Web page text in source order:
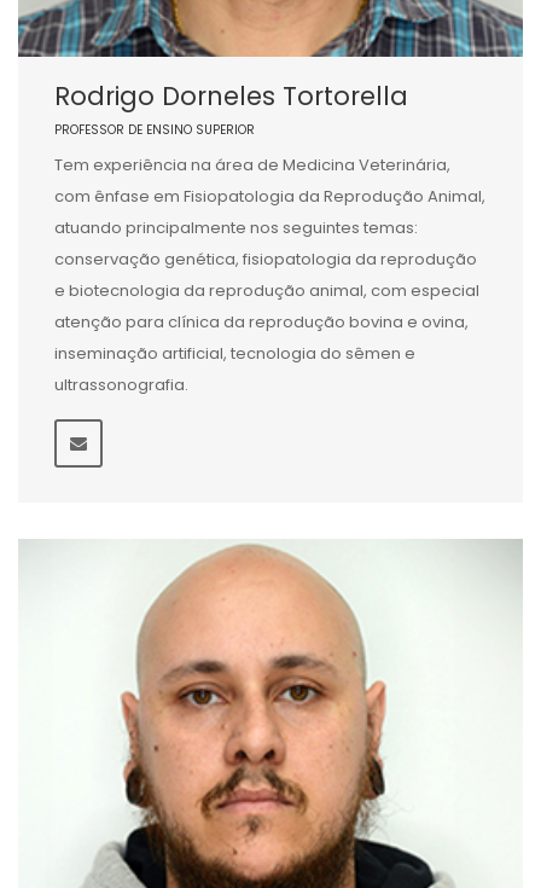
Rodrigo Dorneles Tortorella
PROFESSOR DE ENSINO SUPERIOR
Tem experiência na área de Medicina Veterinária,
com ênfase em Fisiopatologia da Reprodução Animal,
atuando principalmente nos seguintes temas:
conservação genética, fisiopatologia da reprodução
e biotecnologia da reprodução animal, com especial
atenção para clínica da reprodução bovina e ovina,
inseminação artificial, tecnologia do sêmen e
ultrassonografia.